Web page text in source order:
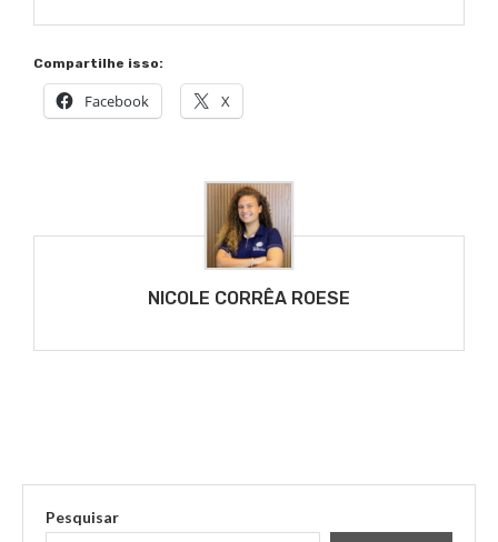
Compartilhe isso:
Facebook X
NICOLE CORRÊA ROESE
Pesquisar